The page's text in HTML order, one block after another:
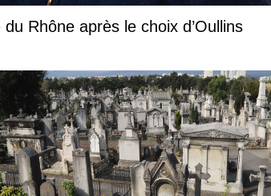
Rhône après le choix d’Oullins